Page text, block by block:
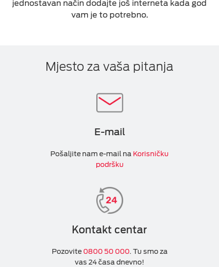
jednostavan način dodajte još interneta kada god
vam je to potrebno.
Mjesto za vaša pitanja
E-mail
Pošaljite nam e-mail na Korisničku
podršku
Kontakt centar
Pozovite 0800 50 000. Tu smo za
vas 24 časa dnevno!